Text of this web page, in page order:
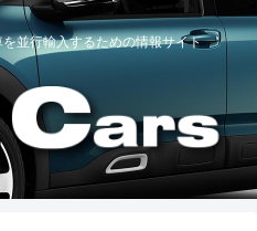
並行輸入するための情報サイト